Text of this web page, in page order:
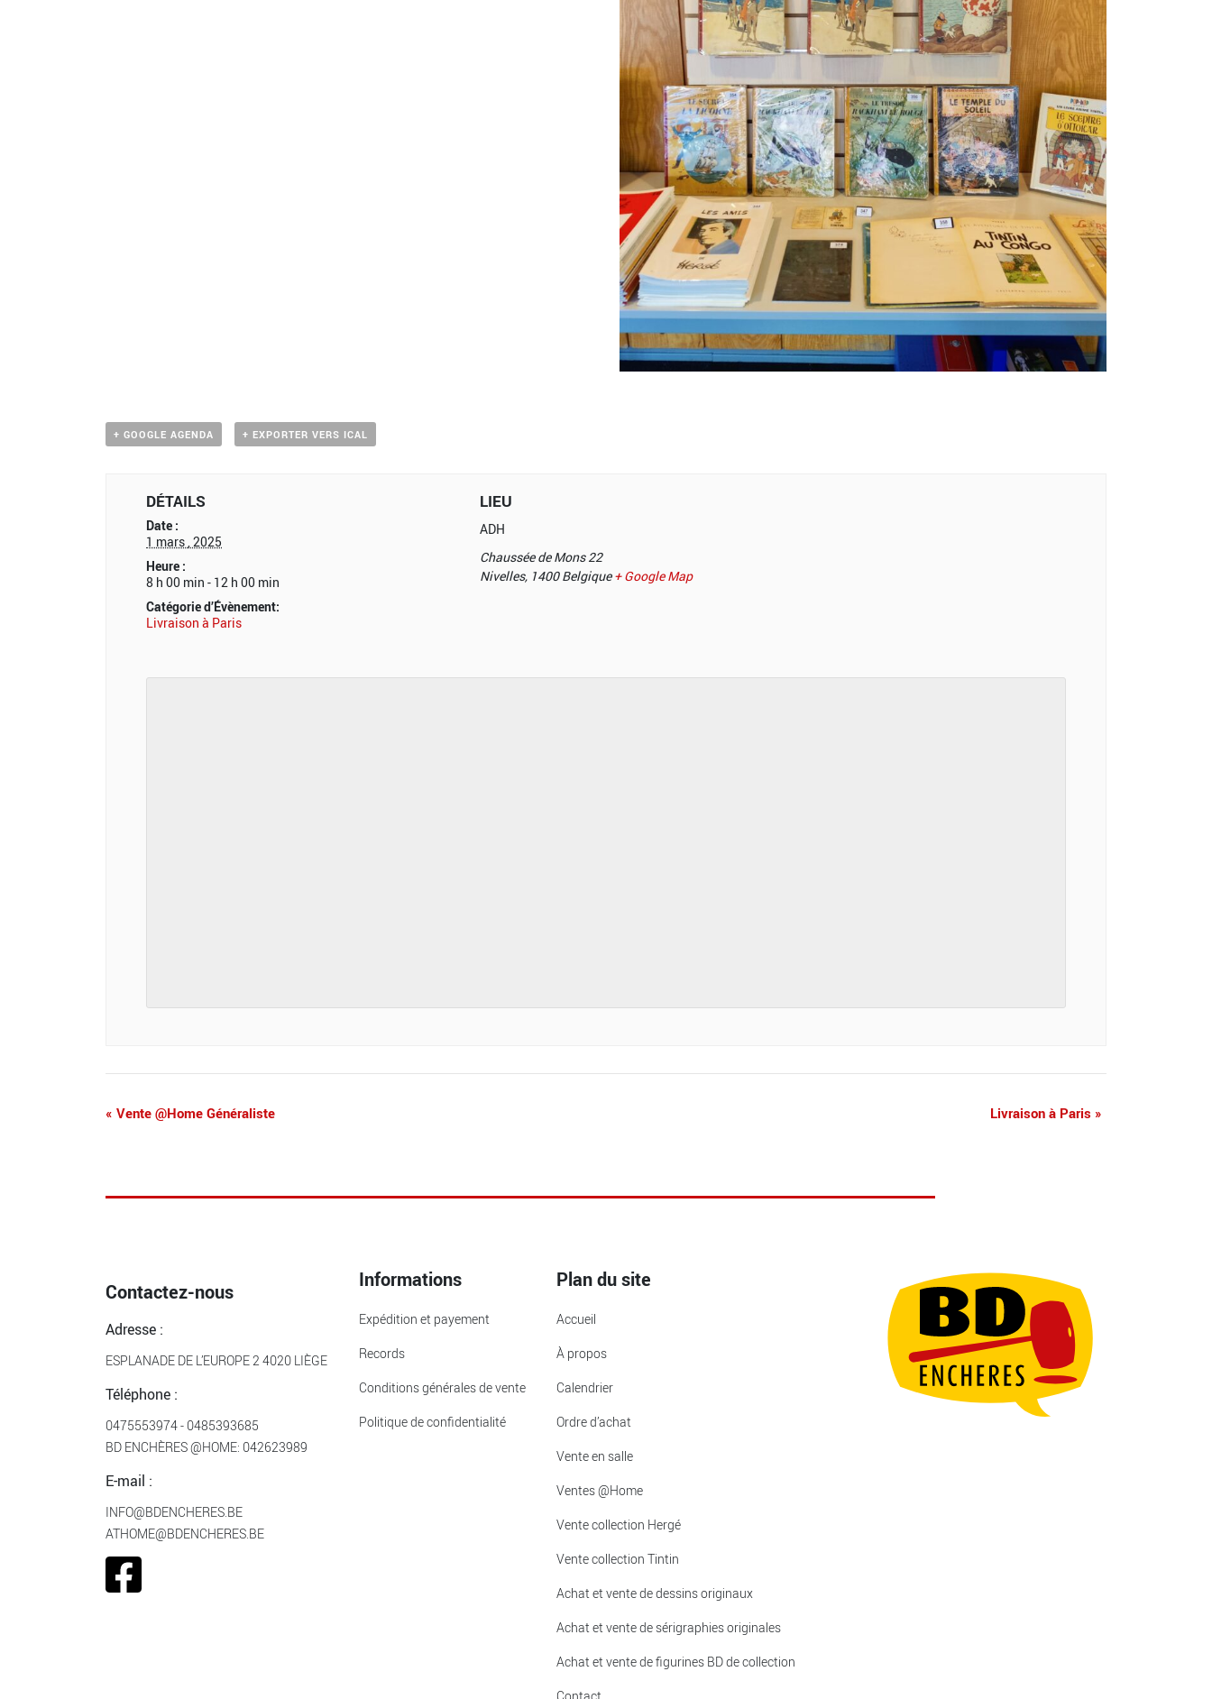
+ GOOGLE AGENDA + EXPORTER VERS ICAL
DÉTAILS
Date :
1 mars , 2025
Heure :
8 h 00 min - 12 h 00 min
Catégorie d’Évènement:
Livraison à Paris
LIEU
ADH
Chaussée de Mons 22
Nivelles, 1400 Belgique + Google Map
« Vente @Home Généraliste Livraison à Paris »
Contactez-nous
Adresse :
ESPLANADE DE L’EUROPE 2 4020 LIÈGE
Téléphone :
0475553974- 0485393685
BD ENCHÈRES @HOME: 042623989
E-mail :
INFO@BDENCHERES.BE
ATHOME@BDENCHERES.BE
Informations
Expédition et payement
Records
Conditions générales de vente
Politique de confidentialité
Plan du site
Accueil
À propos
Calendrier
Ordre d’achat
Vente en salle
Ventes @Home
Vente collection Hergé
Vente collection Tintin
Achat et vente de dessins originaux
Achat et vente de sérigraphies originales
Achat et vente de figurines BD de collection
Contact